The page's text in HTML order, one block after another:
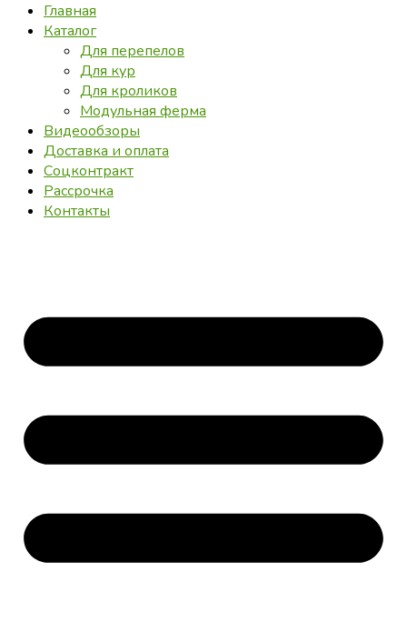
Главная
Каталог
Для перепелов
Для кур
Для кроликов
Модульная ферма
Видеообзоры
Доставка и оплата
Соцконтракт
Рассрочка
Контакты